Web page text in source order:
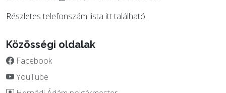
Részletes telefonszám lista itttalálható.
Közösségi oldalak
Facebook
YouTube